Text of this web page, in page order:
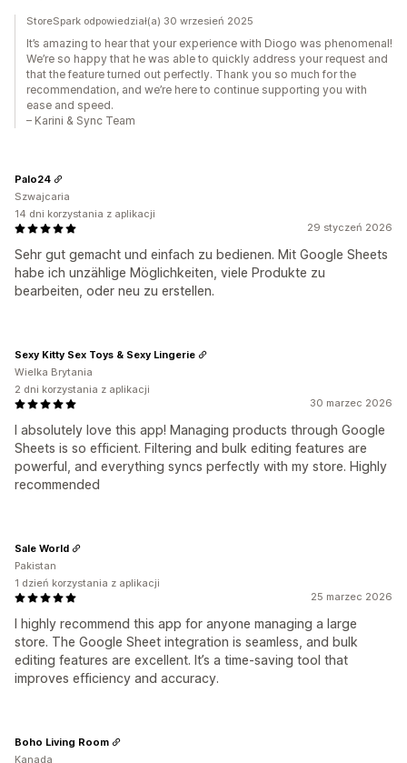
StoreSpark odpowiedział(a) 30 wrzesień 2025
It’s amazing to hear that your experience with Diogo was phenomenal!
We’re so happy that he was able to quickly address your request and
that the feature turned out perfectly. Thank you so much for the
recommendation, and we’re here to continue supporting you with
ease and speed.
– Karini & Sync Team
29 styczeń 2026
Sehr gut gemacht und einfach zu bedienen. Mit Google Sheets
habe ich unzählige Möglichkeiten, viele Produkte zu
bearbeiten, oder neu zu erstellen.
Palo24
Szwajcaria
14 dni korzystania z aplikacji
30 marzec 2026
I absolutely love this app! Managing products through Google
Sheets is so efficient. Filtering and bulk editing features are
powerful, and everything syncs perfectly with my store. Highly
recommended
Sexy Kitty Sex Toys & Sexy Lingerie
Wielka Brytania
2 dni korzystania z aplikacji
25 marzec 2026
I highly recommend this app for anyone managing a large
store. The Google Sheet integration is seamless, and bulk
editing features are excellent. It’s a time-saving tool that
improves efficiency and accuracy.
Sale World
Pakistan
1 dzień korzystania z aplikacji
Boho Living Room
Kanada